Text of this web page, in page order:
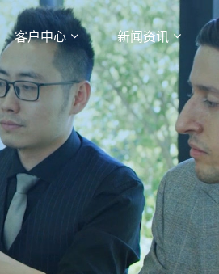
客户中心 新闻资讯